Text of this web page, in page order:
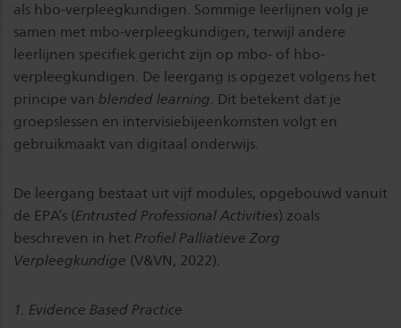
als hbo-verpleegkundigen. Sommige leerlijnen volg je
samen met mbo-verpleegkundigen, terwijl andere
leerlijnen specifiek gericht zijn op mbo- of hbo-
verpleegkundigen. De leergang is opgezet volgens het
principe van blended learning. Dit betekent dat je
groepslessen en intervisiebijeenkomsten volgt en
gebruikmaakt van digitaal onderwijs.
De leergang bestaat uit vijf modules, opgebouwd vanuit
de EPA’s (Entrusted Professional Activities) zoals
beschreven in het Profiel Palliatieve Zorg
Verpleegkundige (V&VN, 2022).
1. Evidence Based Practice